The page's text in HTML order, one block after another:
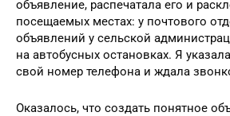
объявление, распечатала его и
посещаемых местах: у почтового
объявлений у сельской
на автобусных остановках. Я
свой номер телефона и ждала
Оказалось, что создать понятное